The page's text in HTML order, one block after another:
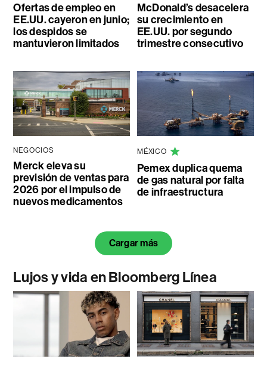
Ofertas de empleo en
EE.UU. cayeron en junio;
los despidos se
mantuvieron limitados
McDonald’s desacelera
su crecimiento en
EE.UU. por segundo
trimestre consecutivo
NEGOCIOS
Merck eleva su
previsión de ventas para
2026 por el impulso de
nuevos medicamentos
MÉXICO
Pemex duplica quema
de gas natural por falta
de infraestructura
Cargar más
Lujos y vida en Bloomberg Línea